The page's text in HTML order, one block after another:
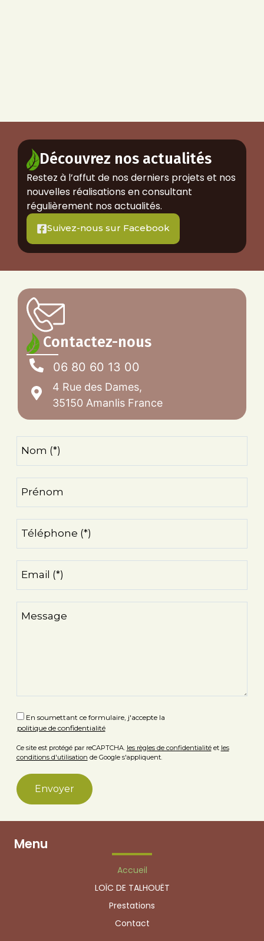
Découvrez nos actualités
Restez à l’affut de nos derniers projets et nos
nouvelles réalisations en consultant
régulièrement nos actualités.
Suivez-nous sur Facebook
Contactez-nous
06 80 60 13 00
4 Rue des Dames,
35150 Amanlis France
Nom (*)
Prénom
Téléphone (*)
Email (*)
Message
En soumettant ce formulaire, j'accepte la
politique de confidentialité
Ce site est protégé par reCAPTCHA. les règles de confidentialitéet les
conditions d'utilisation de Google s'appliquent.
Menu
Accueil
LOÏC DE TALHOUËT
Prestations
Contact